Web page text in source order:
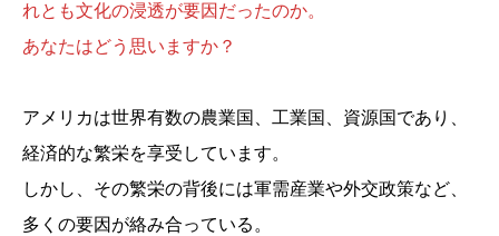
れとも文化の浸透が要因だったのか。
あなたはどう思いますか？
アメリカは世界有数の農業国、工業国、資源国であり、
経済的な繁栄を享受しています。
しかし、その繁栄の背後には軍需産業や外交政策など、
多くの要因が絡み合っている。